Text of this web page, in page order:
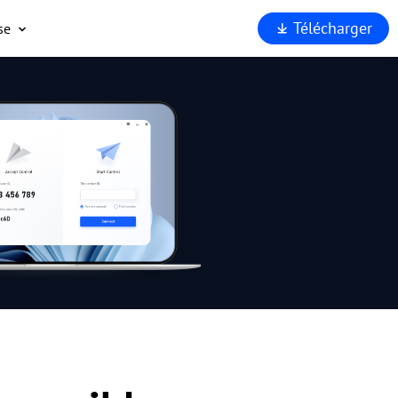
Télécharger